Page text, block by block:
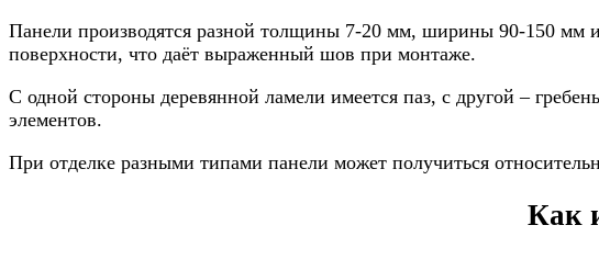
Панели производятся разной толщины 7-20 мм, ширины 90-150
поверхности, что даёт выраженный шов при монтаже.
С одной стороны деревянной ламели имеется паз, с другой –
элементов.
При отделке разными типами панели может получиться
Как